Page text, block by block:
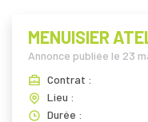
MENUISIER
Annonce publiée le 23
Contrat :
Lieu :
Durée :